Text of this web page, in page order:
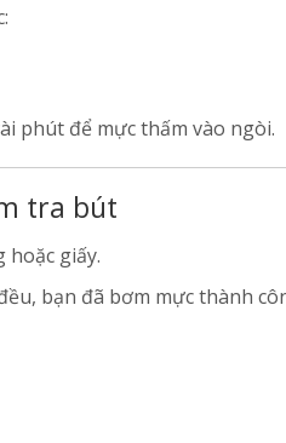
phút để mực thấm vào ngòi.
tra bút
hoặc giấy.
bạn đã bơm mực thành